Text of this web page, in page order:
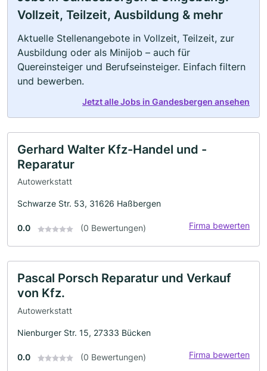
Vollzeit, Teilzeit, Ausbildung & mehr
Aktuelle Stellenangebote in Vollzeit, Teilzeit, zur
Ausbildung oder als Minijob – auch für
Quereinsteiger und Berufseinsteiger. Einfach filtern
und bewerben.
Jetzt alle Jobs in Gandesbergen ansehen
Gerhard Walter Kfz-Handel und -
Reparatur
Autowerkstatt
Schwarze Str. 53, 31626 Haßbergen
0.0 (0 Bewertungen) Firma bewerten
Pascal Porsch Reparatur und Verkauf
von Kfz.
Autowerkstatt
Nienburger Str. 15, 27333 Bücken
0.0 (0 Bewertungen) Firma bewerten